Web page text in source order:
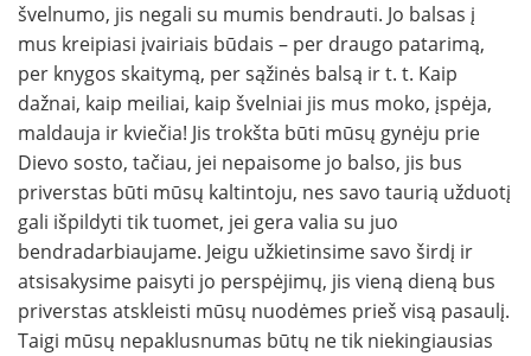
švelnumo, jis negali su mumis bendrauti. Jo balsas į
mus kreipiasi įvairiais būdais – per draugo patarimą,
per knygos skaitymą, per sąžinės balsą ir t. t. Kaip
dažnai, kaip meiliai, kaip švelniai jis mus moko, įspėja,
maldauja ir kviečia! Jis trokšta būti mūsų gynėju prie
Dievo sosto, tačiau, jei nepaisome jo balso, jis bus
priverstas būti mūsų kaltintoju, nes savo taurią užduotį
gali išpildyti tik tuomet, jei gera valia su juo
bendradarbiaujame. Jeigu užkietinsime savo širdį ir
atsisakysime paisyti jo perspėjimų, jis vieną dieną bus
priverstas atskleisti mūsų nuodėmes prieš visą pasaulį.
Taigi mūsų nepaklusnumas būtų ne tik niekingiausias